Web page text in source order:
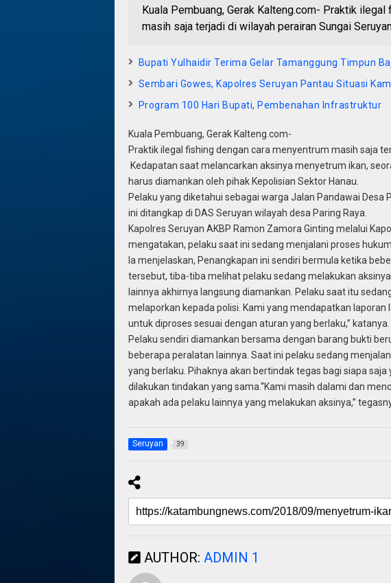
Kuala Pembuang, Gerak Kalteng.com- Praktik
masih saja terjadi di wilayah perairan Sungai
Bupati Yulhaidir Terima Gelar Tamanggung Timpun
Sembari Gowes, Kapolres Seruyan Pantau Situasi
Program 100 Hari Bupati, Pembenahan Infrastruktur
Kuala Pembuang, Gerak Kalteng.com-
Praktik ilegal fishing dengan cara menyentrum masih saja
Kedapatan saat melancarkan aksinya menyetrum ikan,
harus diamankan oleh pihak Kepolisian Sektor Hanau.
Pelaku yang diketahui sebagai warga Jalan Pandawai Desa
ini ditangkap di DAS Seruyan wilayah desa Paring Raya.
Kapolres Seruyan AKBP Ramon Zamora Ginting melalui
mengatakan, pelaku saat ini sedang menjalani proses
Ia menjelaskan, Penangkapan ini sendiri bermula ketika
tersebut, tiba-tiba melihat pelaku sedang melakukan
lainnya akhirnya langsung diamankan. Pelaku saat itu
melaporkan kepada polisi. Kami yang mendapatkan
untuk diproses sesuai dengan aturan yang berlaku,” katanya.
Pelaku sendiri diamankan bersama dengan barang bukti
beberapa peralatan lainnya. Saat ini pelaku sedang
yang berlaku. Pihaknya akan bertindak tegas bagi siapa
dilakukan tindakan yang sama.“Kami masih dalami dan
apakah ada pelaku lainnya yang melakukan aksinya,”
Seruyan 39
AUTHOR: ADMIN 1